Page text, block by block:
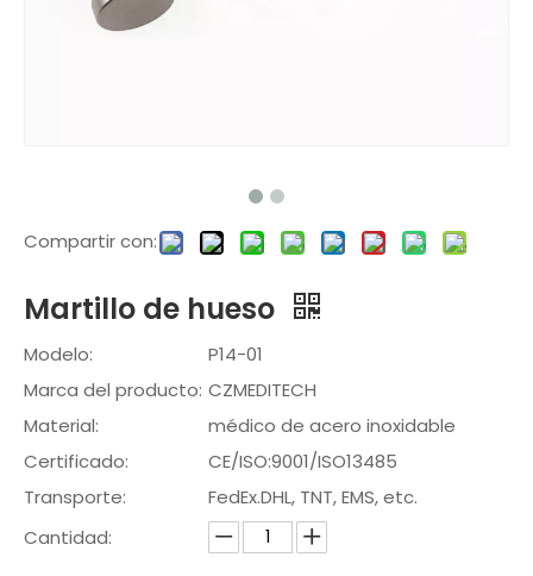
Compartir con:
Martillo de hueso
Modelo:
P14-01
Marca del producto: CZMEDITECH
Material:
médico de acero inoxidable
Certificado:
CE/ISO:9001/ISO13485
Transporte:
FedEx.DHL, TNT, EMS, etc.
Cantidad: